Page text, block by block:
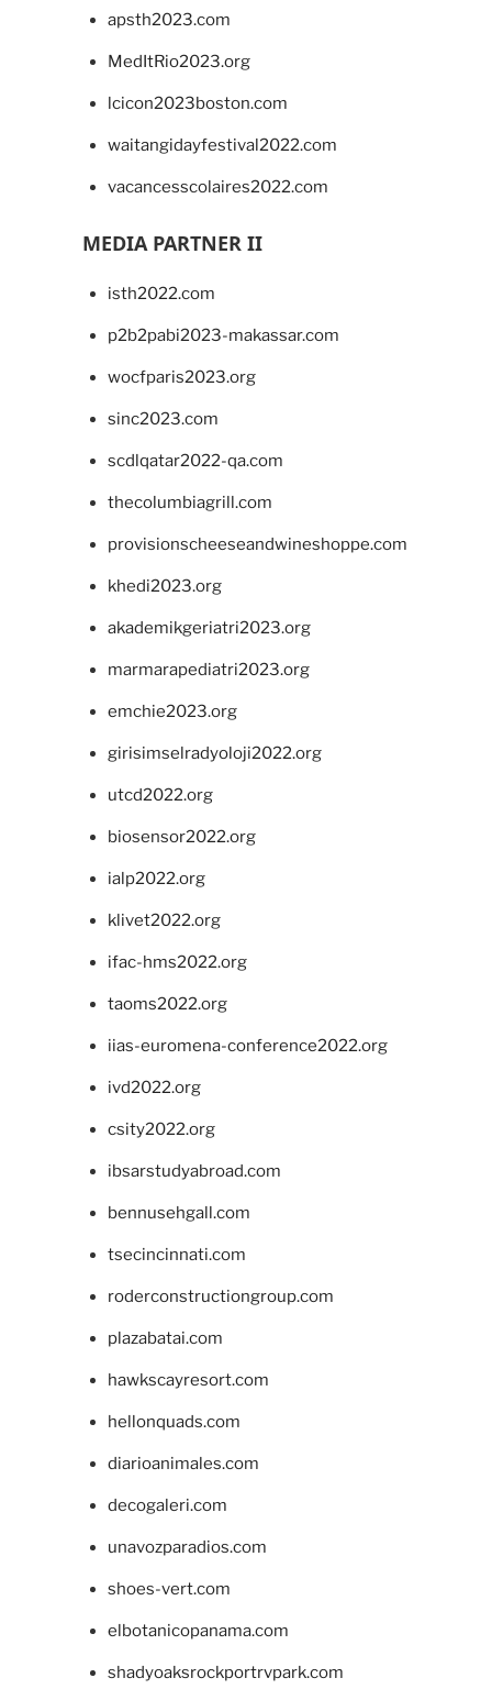
apsth2023.com
MedItRio2023.org
lcicon2023boston.com
waitangidayfestival2022.com
vacancesscolaires2022.com
MEDIA PARTNER II
isth2022.com
p2b2pabi2023-makassar.com
wocfparis2023.org
sinc2023.com
scdlqatar2022-qa.com
thecolumbiagrill.com
provisionscheeseandwineshoppe.com
khedi2023.org
akademikgeriatri2023.org
marmarapediatri2023.org
emchie2023.org
girisimselradyoloji2022.org
utcd2022.org
biosensor2022.org
ialp2022.org
klivet2022.org
ifac-hms2022.org
taoms2022.org
iias-euromena-conference2022.org
ivd2022.org
csity2022.org
ibsarstudyabroad.com
bennusehgall.com
tsecincinnati.com
roderconstructiongroup.com
plazabatai.com
hawkscayresort.com
hellonquads.com
diarioanimales.com
decogaleri.com
unavozparadios.com
shoes-vert.com
elbotanicopanama.com
shadyoaksrockportrvpark.com